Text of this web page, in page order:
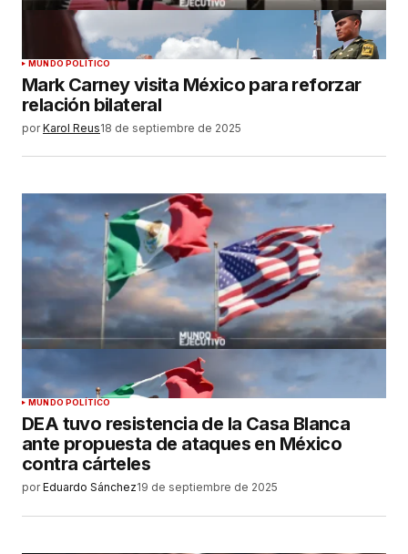
MUNDO POLÍTICO
Mark Carney visita México para reforzar
relación bilateral
por Karol Reus18 de septiembre de 2025
MUNDO POLÍTICO
DEA tuvo resistencia de la Casa Blanca
ante propuesta de ataques en México
contra cárteles
por Eduardo Sánchez19 de septiembre de 2025